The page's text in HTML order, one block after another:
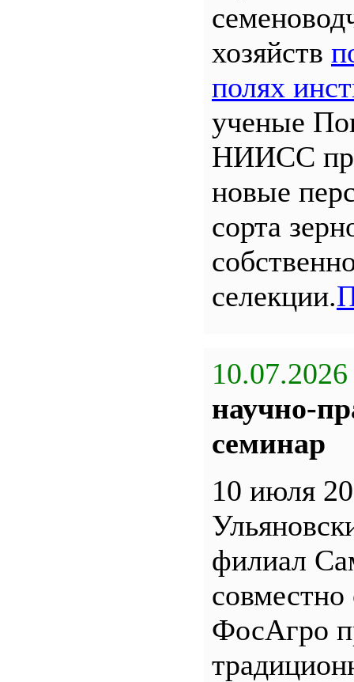
хозяйств
полях
ученые
НИИСС
новые
сорта
селекции.
10.07.2026
научно-
семинар
10 июля
филиал
ФосАгро